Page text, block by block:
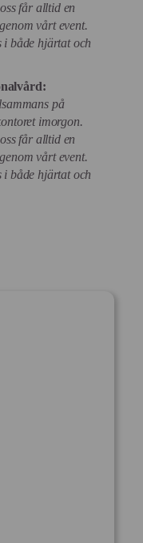
får alltid en
vårt event.
i både hjärtat och
på
imorgon.
får alltid en
vårt event.
i både hjärtat och